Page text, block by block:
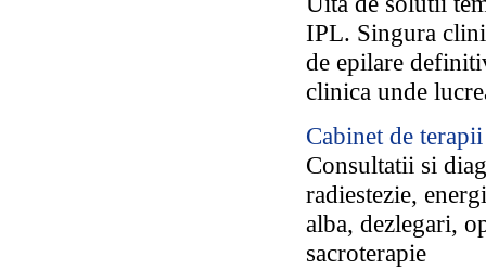
IPL. Singura
de epilare
clinica unde
Cabinet de
Consultatii si
radiestezie,
alba, dezlegari,
sacroterapie